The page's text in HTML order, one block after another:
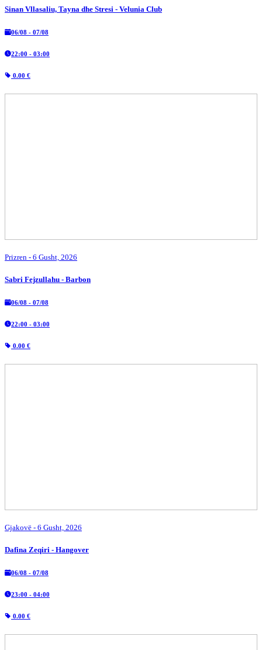
Sinan Vllasaliu, Tayna dhe Stresi - Velunia Club
06/08 - 07/08
22:00 - 03:00
0.00 €
Prizren - 6 Gusht, 2026
Sabri Fejzullahu - Barbon
06/08 - 07/08
22:00 - 03:00
0.00 €
Gjakovë - 6 Gusht, 2026
Dafina Zeqiri - Hangover
06/08 - 07/08
23:00 - 04:00
0.00 €